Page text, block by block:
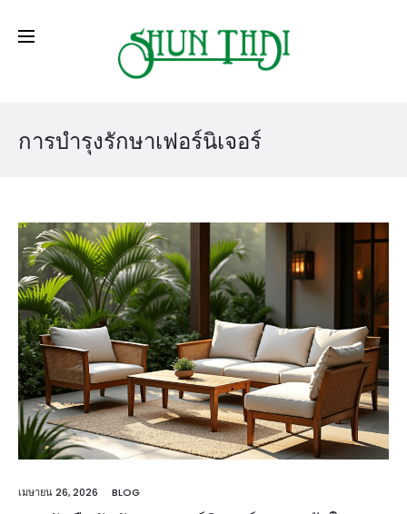
การบำรุงรักษาเฟอร์นิเจอร์
เมษายน 26, 2026 BLOG